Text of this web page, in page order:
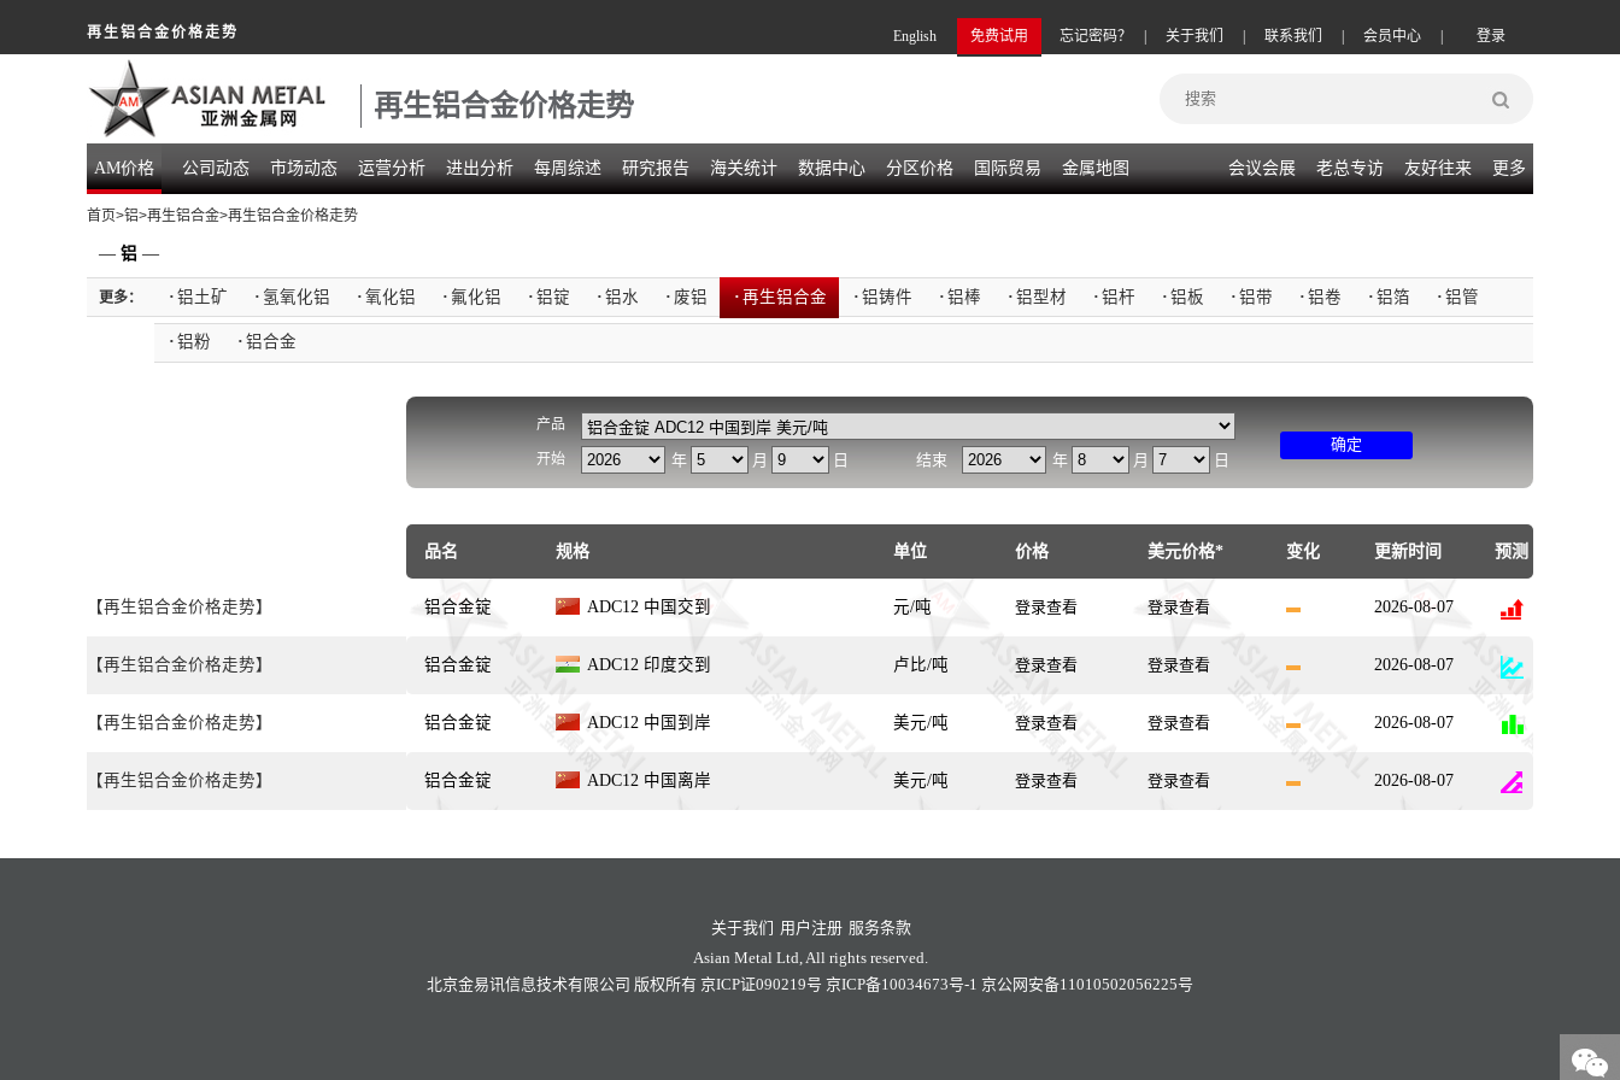
再生铝合金价格走势 登录
会员中心
联系我们
关于我们
忘记密码？
免费试用
English
再生铝合金价格走势
AM价格 公司动态 市场动态 运营分析 进出分析 每周综述 研究报告 海关统计 数据中心 分区价格 国际贸易 金属地图 会议会展 老总专访 友好往来 更多
首页>铝>再生铝合金>再生铝合金价格走势
— 铝 —
更多： · 铝土矿 · 氢氧化铝 · 氧化铝 · 氟化铝 · 铝锭 · 铝水 · 废铝 ·再生铝合金 · 铝铸件 · 铝棒 · 铝型材 · 铝杆 · 铝板 · 铝带 · 铝卷 · 铝箔 · 铝管
· 铝粉 · 铝合金
【再生铝合金价格走势】
【再生铝合金价格走势】
【再生铝合金价格走势】
【再生铝合金价格走势】
产品
开始 年 月 日 结束 年 月 日
确定
品名 规格 单位 价格 美元价格* 变化 更新时间 预测
铝合金锭 ADC12 中国交到 元/吨 登录查看 登录查看 2026-08-07
铝合金锭 ADC12 印度交到 卢比/吨 登录查看 登录查看 2026-08-07
铝合金锭 ADC12 中国到岸 美元/吨 登录查看 登录查看 2026-08-07
铝合金锭 ADC12 中国离岸 美元/吨 登录查看 登录查看 2026-08-07
关于我们 用户注册 服务条款
Asian Metal Ltd, All rights reserved.
北京金易讯信息技术有限公司 版权所有 京ICP证090219号 京ICP备10034673号-1 京公网安备11010502056225号